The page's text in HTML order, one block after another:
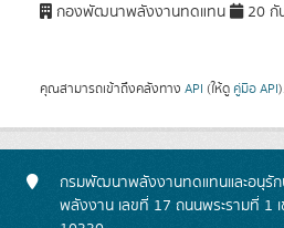
กองพัฒนาพลังงานทดแทน 20 กั
คุณสามารถเข้าถึงคลังทาง API (ให้ดู คู่มือ API).
กรมพัฒนาพลังงานทดแทนและอนุรั
พลังงาน เลขที่ 17 ถนนพระรามที่ 1